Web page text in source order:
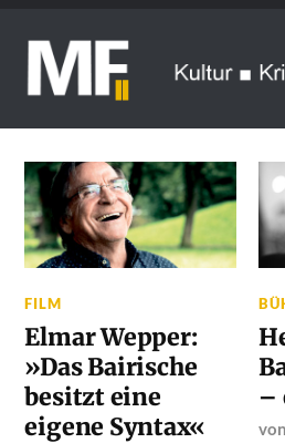
FILM
Elmar Wepper:
»Das Bairische
besitzt eine
eigene Syntax«
–